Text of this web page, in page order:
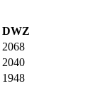
DWZ
2068
2040
1948